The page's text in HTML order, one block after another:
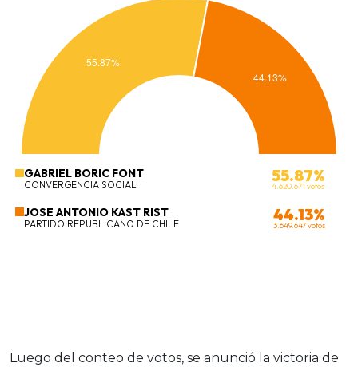
Luego del conteo de votos, se anunció la victoria de